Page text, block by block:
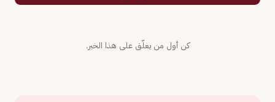
كن أول من يعلّق على هذا الخبر.